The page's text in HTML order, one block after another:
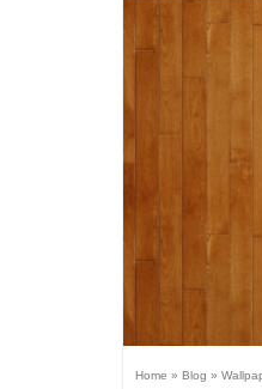
Home » Blog »